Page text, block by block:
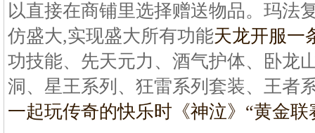
以直接在商铺里选择赠送物品。玛法
仿盛大,实现盛大所有功能天龙开服一
功技能、先天元力、酒气护体、卧龙
洞、星王系列、狂雷系列套装、王者
一起玩传奇的快乐时 《神泣》“黄金